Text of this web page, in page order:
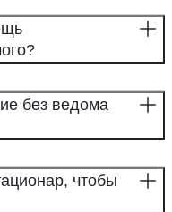
без ведома
чтобы